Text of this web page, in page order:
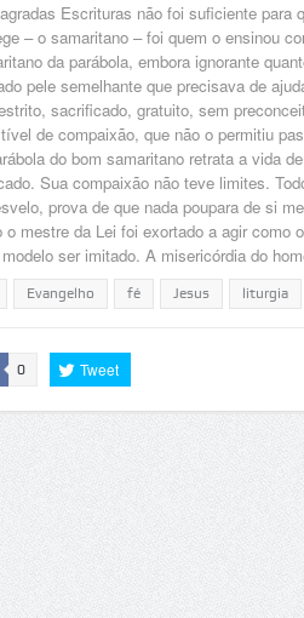
Escrituras não foi suficiente
– o samaritano – foi quem o ensinou
parábola, embora ignorante quanto
pele semelhante que precisava de
sacrificado, gratuito, sem
de compaixão, que não o permitiu
do bom samaritano retrata a vida de
Sua compaixão não teve limites.
prova de que nada poupara de si
da Lei foi exortado a agir como o
ser imitado. A misericórdia do
Evangelho fé Jesus liturgia
0 Tweet